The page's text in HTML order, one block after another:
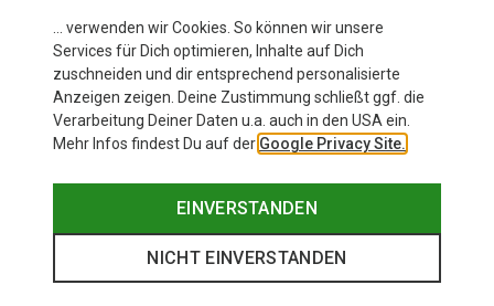
Herren Made To Fade Shorts
… verwenden wir Cookies. So können wir unsere
Services für Dich optimieren, Inhalte auf Dich
zuschneiden und dir entsprechend personalisierte
Anzeigen zeigen. Deine Zustimmung schließt ggf. die
Verarbeitung Deiner Daten u.a. auch in den USA ein.
Mehr Infos findest Du auf der Google Privacy Site.
EINVERSTANDEN
NICHT EINVERSTANDEN